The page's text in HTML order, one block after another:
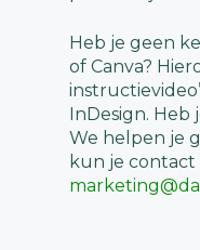
Heb je geen
of Canva?
InDesign.
We helpen je
kun je